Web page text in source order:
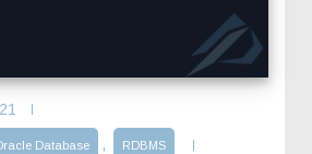
Database , RDBMS